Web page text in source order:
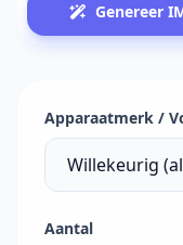
Genereer
Apparaatmerk /
Aantal